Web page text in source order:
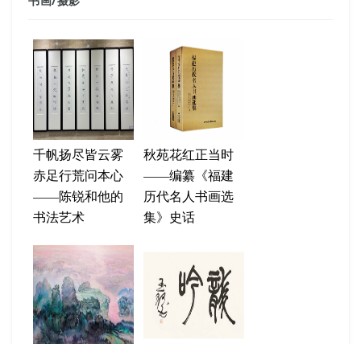
千帆扬尽皆云雾
赤足行荒问本心
——陈锐和他的
书法艺术
秋苑花红正当时
——编纂《福建
历代名人书画选
集》史话